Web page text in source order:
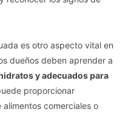
es otro aspecto vital en
dueños deben aprender a
y adecuados para
proporcionar
comerciales o